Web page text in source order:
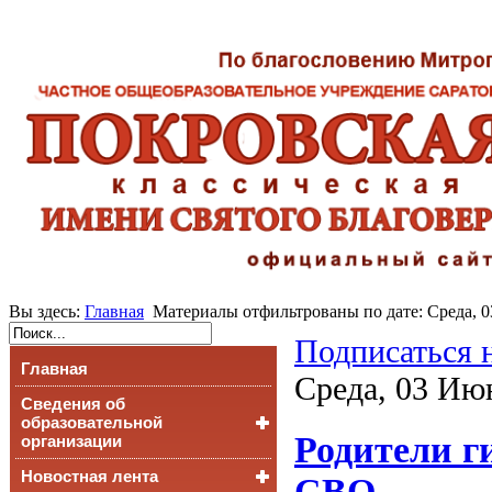
Вы здесь: Главная Материалы отфильтрованы по дате: Среда,
Главная
Сведения об
образовательной
организации
Основные сведения
Новостная лента
Подписаться
Среда, 03
Родители